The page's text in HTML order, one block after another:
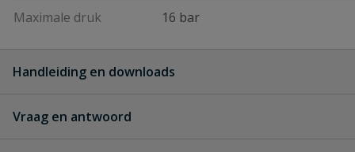
Maximale druk 16 bar
Handleiding en downloads
Griffon WDF-05 specificaties
Vraag en antwoord